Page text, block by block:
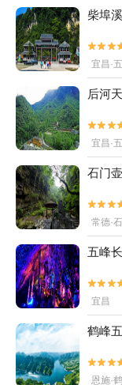
柴埠
宜昌·
后河
宜昌·
石门
常德·
五峰
宜昌
鹤峰
恩施·